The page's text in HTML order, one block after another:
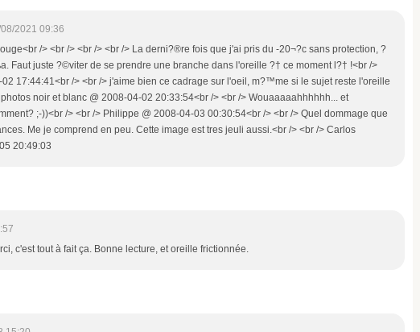
2021 09:36
/> <br /> <br /> <br /> La derni?®re fois que j'ai pris du -20¬?c sans protection, ?
Faut juste ?©viter de se prendre une branche dans l'oreille ?† ce moment l?† !<br />
02 17:44:41<br /> <br /> j'aime bien ce cadrage sur l'oeil, m?™me si le sujet reste l'oreille
noir et blanc @ 2008-04-02 20:33:54<br /> <br /> Wouaaaaahhhhhh... et
;-))<br /> <br /> Philippe @ 2008-04-03 00:30:54<br /> <br /> Quel dommage que
Me je comprend en peu. Cette image est tres jeuli aussi.<br /> <br /> Carlos
20:49:03
c'est tout à fait ça. Bonne lecture, et oreille frictionnée.